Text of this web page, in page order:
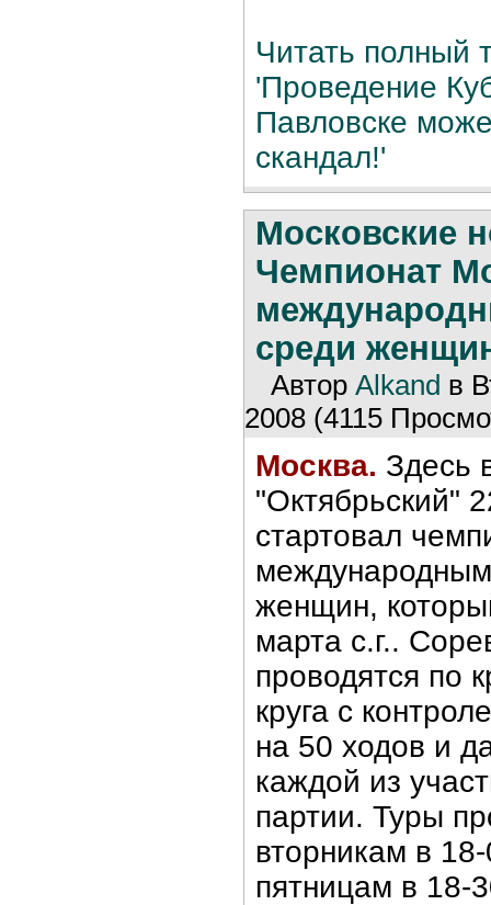
Читать полный
'Проведение
Павловске
скандал!'
Московские
Чемпионат
среди
Автор Alkand в
2008 (4115
Москва. Здесь
"Октябрьский"
стартовал
женщин,
марта с.г..
проводятся по
круга с
на 50 ходов и
каждой из
партии. Туры
вторникам в
пятницам в 18-